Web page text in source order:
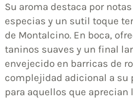
Su aroma destaca por
especias y un sutil toque
de Montalcino. En boca,
taninos suaves y un final
envejecido en barricas de
complejidad adicional a su
para aquellos que